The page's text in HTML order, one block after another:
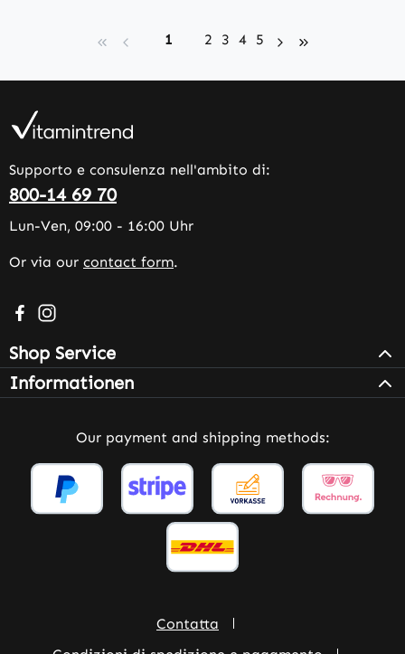
Page
1 Page
2 Page
3 Page
4 Page
5
Supporto e consulenza nell'ambito di:
800-14 69 70
Lun-Ven, 09:00 - 16:00 Uhr
Or via our contact form.
Visit us on Facebook – opens in a new browser tab
Check us out on Instagram – opens in a new
Shop Service
Informationen
Our payment and shipping methods:
Contatta